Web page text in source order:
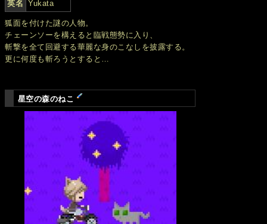
英名 Yukata
狐面を付けた謎の人物。
チェーンソーを構えると臨戦態勢に入り、
斬撃を全て回避する華麗な身のこなしを披露する。
更に何度も斬ろうとすると…
星空の森のねこ